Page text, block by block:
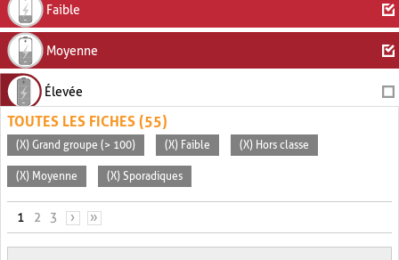
Faible
Moyenne
Élevée
TOUTES LES FICHES (55)
(X) Grand groupe (> 100) (X) Faible (X) Hors classe
(X) Moyenne (X) Sporadiques
PAGES
1 2 3 › »